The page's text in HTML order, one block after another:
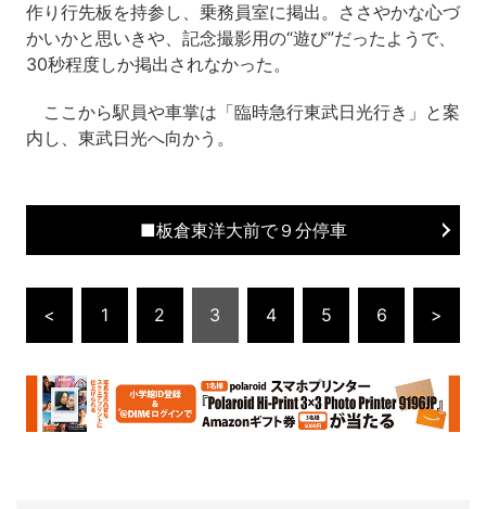
作り行先板を持参し、乗務員室に掲出。ささやかな心づ
かいかと思いきや、記念撮影用の“遊び”だったようで、
30秒程度しか掲出されなかった。
ここから駅員や車掌は「臨時急行東武日光行き」と案
内し、東武日光へ向かう。
■板倉東洋大前で９分停車
< 1 2 3 4 5 6 >